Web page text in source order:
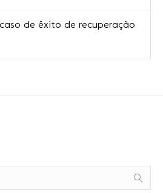
de êxito de recuperação